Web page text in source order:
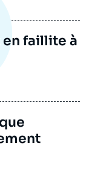
en faillite à